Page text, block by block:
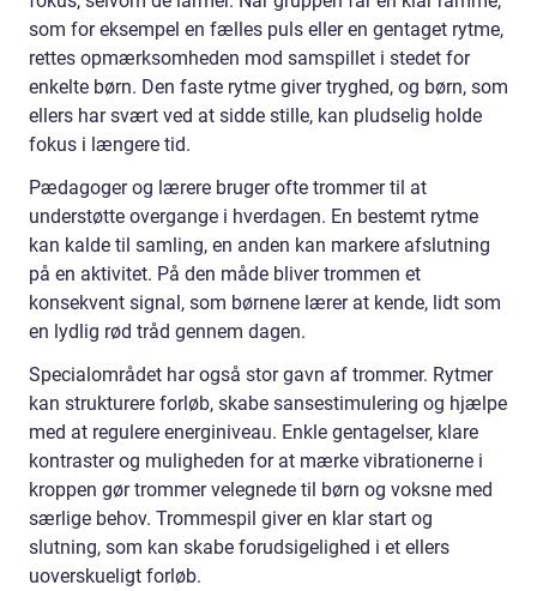
som for eksempel en fælles puls eller en gentaget rytme,
rettes opmærksomheden mod samspillet i stedet for
enkelte børn. Den faste rytme giver tryghed, og børn, som
ellers har svært ved at sidde stille, kan pludselig holde
fokus i længere tid.
Pædagoger og lærere bruger ofte trommer til at
understøtte overgange i hverdagen. En bestemt rytme
kan kalde til samling, en anden kan markere afslutning
på en aktivitet. På den måde bliver trommen et
konsekvent signal, som børnene lærer at kende, lidt som
en lydlig rød tråd gennem dagen.
Specialområdet har også stor gavn af trommer. Rytmer
kan strukturere forløb, skabe sansestimulering og hjælpe
med at regulere energiniveau. Enkle gentagelser, klare
kontraster og muligheden for at mærke vibrationerne i
kroppen gør trommer velegnede til børn og voksne med
særlige behov. Trommespil giver en klar start og
slutning, som kan skabe forudsigelighed i et ellers
uoverskueligt forløb.